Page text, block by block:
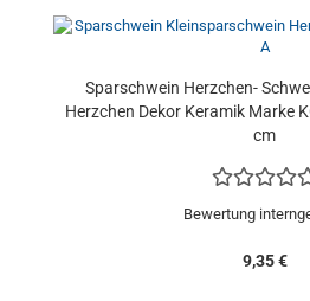
Sparschwein Herzchen-
Herzchen Dekor Keramik Marke
cm
Bewertung
9,35 €